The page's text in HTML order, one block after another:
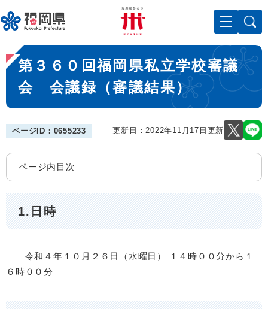
ー
ジ
先
頭
。
メニューを飛ばして本文へ
本
文
第３６０回福岡県私立学校審議
会 会議録（審議結果）
ページID：0655233 更新日：2022年11月17日更新
ページ内目次
1.日時
令和４年１０月２６日（水曜日） １４時００分から１
６時００分